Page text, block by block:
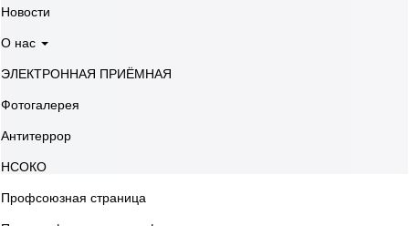
Новости
О нас
ЭЛЕКТРОННАЯ ПРИЁМНАЯ
Фотогалерея
Антитеррор
НСОКО
Профсоюзная страница